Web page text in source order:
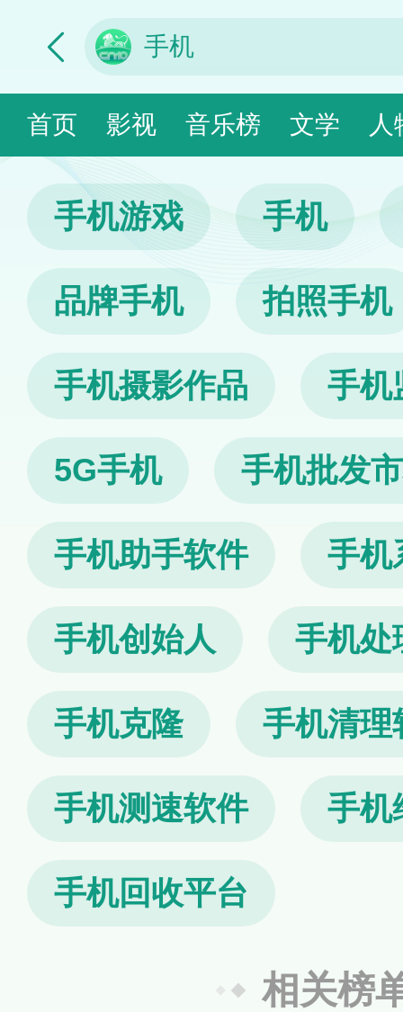
首页 影视 音乐榜 文学 人
手机游戏 手机
品牌手机 拍照手机
手机摄影作品 手机
5G手机 手机批发
手机助手软件 手机
手机创始人 手机处
手机克隆 手机清理
手机测速软件 手机
手机回收平台
相关榜